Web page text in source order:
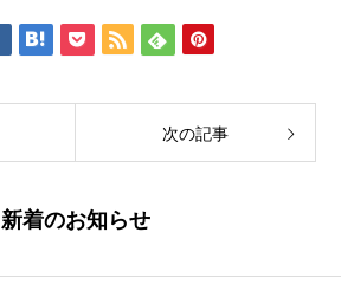
次の記事
新着のお知らせ